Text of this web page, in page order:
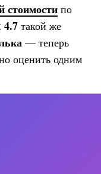
стоимости по
4.7 такой же
— теперь
оценить одним